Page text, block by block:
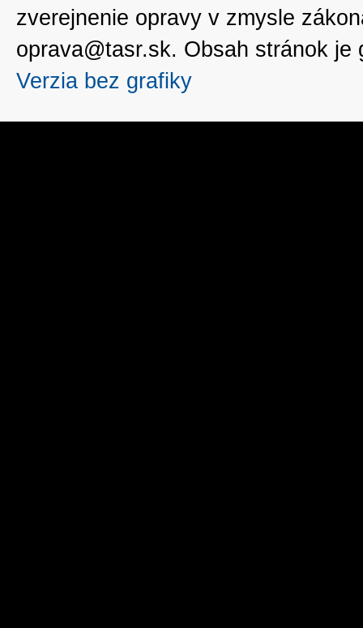
zverejnenie opravy v zmysle
oprava@tasr.sk. Obsah stránok
Verzia bez grafiky